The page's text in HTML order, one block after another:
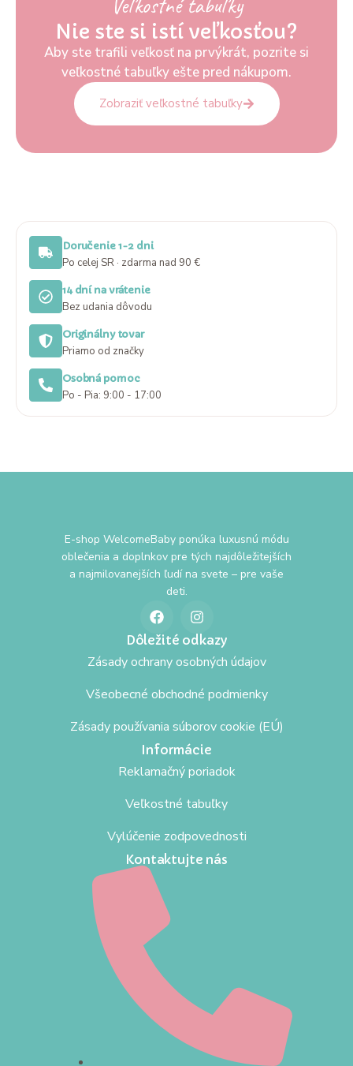
Nie ste si istí veľkosťou?
Aby ste trafili veľkosť na prvýkrát, pozrite si
veľkostné tabuľky ešte pred nákupom.
Zobraziť veľkostné tabuľky
Doručenie 1-2 dni
Po celej SR · zdarma nad 90 €
14 dní na vrátenie
Bez udania dôvodu
Originálny tovar
Priamo od značky
Osobná pomoc
Po - Pia: 9:00 - 17:00
E-shop WelcomeBaby ponúka luxusnú módu
oblečenia a doplnkov pre tých najdôležitejších
a najmilovanejších ľudí na svete – pre vaše
deti.
Dôležité odkazy
Zásady ochrany osobných údajov
Všeobecné obchodné podmienky
Zásady používania súborov cookie (EÚ)
Informácie
Reklamačný poriadok
Veľkostné tabuľky
Vylúčenie zodpovednosti
Kontaktujte nás